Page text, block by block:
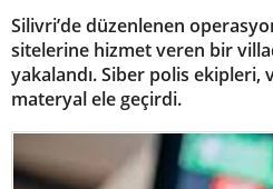
Silivri’de düzenlenen
sitelerine hizmet veren bir
yakalandı. Siber polis ekipleri,
materyal ele geçirdi.